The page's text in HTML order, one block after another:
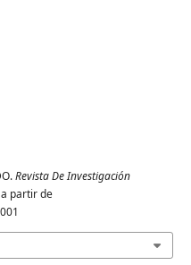
Revista De Investigación
partir de